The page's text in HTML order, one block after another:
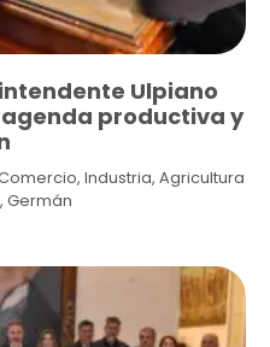
Ulpiano
productiva y
Industria, Agricultura
Germán